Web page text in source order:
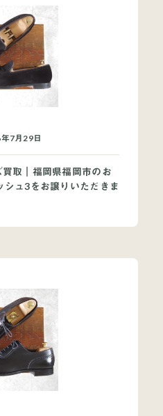
7月29日
取｜福岡県福岡市のお
ュ3をお譲りいただきま